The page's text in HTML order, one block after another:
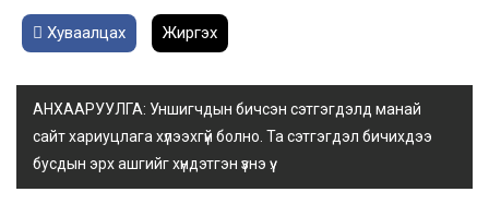
Хуваалцах Жиргэх
АНХААРУУЛГА: Уншигчдын бичсэн сэтгэгдэлд манай
сайт хариуцлага хүлээхгүй болно. Та сэтгэгдэл бичихдээ
бусдын эрх ашгийг хүндэтгэн үзнэ үү.